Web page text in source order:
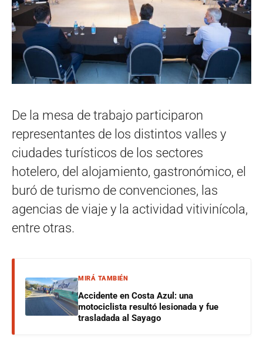
De la mesa de trabajo participaron
representantes de los distintos valles y
ciudades turísticos de los sectores
hotelero, del alojamiento, gastronómico, el
buró de turismo de convenciones, las
agencias de viaje y la actividad vitivinícola,
entre otras.
MIRÁ TAMBIÉN
Accidente en Costa Azul: una
motociclista resultó lesionada y fue
trasladada al Sayago